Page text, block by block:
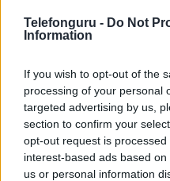
Telefonguru - Do Not
Information
If you wish to opt-out of the
processing of your personal
targeted advertising by us,
section to confirm your
opt-out request is
interest-based ads based
us or personal information
iPhone 18
2026.06.29|
A szeptemberi eseményen
mellett a régóta pletykált
bemutatkozhat, miközben
találgatások továbbra is